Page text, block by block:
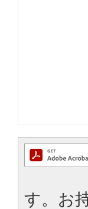
す。お